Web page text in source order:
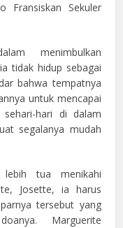
Fransiskan Sekuler
menimbulkan
tidak hidup sebagai
bahwa tempatnya
untuk mencapai
hari di dalam
segalanya mudah
lebih tua menikahi
Josette, ia harus
tersebut yang
Marguerite